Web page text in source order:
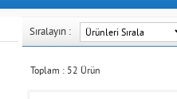
Sıralayın :
Toplam : 52 Ürün